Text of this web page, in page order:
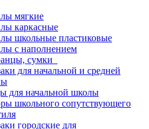
мягкие
каркасные
школьные пластиковые
с наполнением
сумки
для начальной и средней
для начальной школы
школьного сопутствующего
городские для